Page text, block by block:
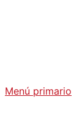
Menú primario